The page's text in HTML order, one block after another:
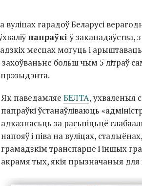
вуліцах гарадоў Беларусі
папраўкіў заканадаўства,
месцах могуць і
захоўваньне больш чым 5 літраў
Як паведамляе БЕЛТА, ухваленыя
папраўкі ўстанаўліваюць
адказнасьць за расьпіцьцё
напояў і піва на вуліцах,
грамадзкім транспарце і іншых
акрамя тых, якія прызначаныя для